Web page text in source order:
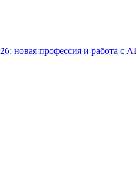
новая профессия и работа с AI